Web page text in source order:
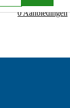
0 Aanbiedingen